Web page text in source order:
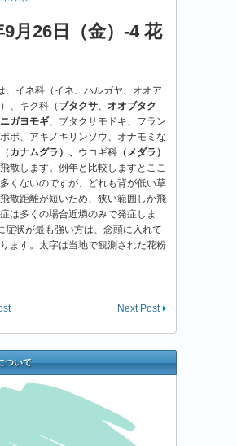
月26日（金）-4 花
、イネ科（イネ、ハルガヤ、オオア
、キク科（ ブタクサ
オオブタク
ガヨモギ、ブタクサモドキ、フラン
ポ、アキノキリンソウ、オナモミな
カナムグラ）、 ウコギ科 （メダラ）
散します。例年と比較しますとここ
くないのですが、どれも背が低い草
散距離が短いため、狭い範囲しか飛
は多くの場合近燐のみで発症しま
症状が最も強い方は、念頭に入れて
ます。太字は当地で観測された花粉
Next Post
ついて